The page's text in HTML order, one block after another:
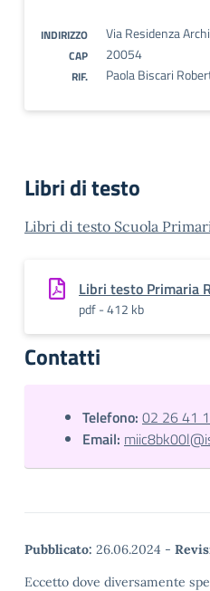
INDIRIZZO Via Residenza
CAP 20054
RIF. Paola Biscari
Libri di testo
Libri di testo Scuola
Libri testo Primaria
pdf - 412 kb
Contatti
Telefono: 02 26 41
Email:
Pubblicato: 26.06.2024 -
Eccetto dove diversamente